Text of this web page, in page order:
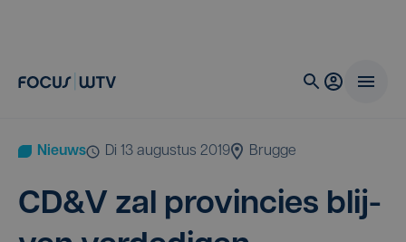
Nieuws di 13 augustus 2019 Brugge
CD&V zal pro­vin­cies blij­